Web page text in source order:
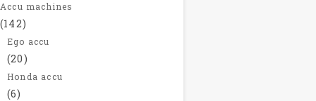
Accu machines
(142)
Ego accu
(20)
Honda accu
(6)